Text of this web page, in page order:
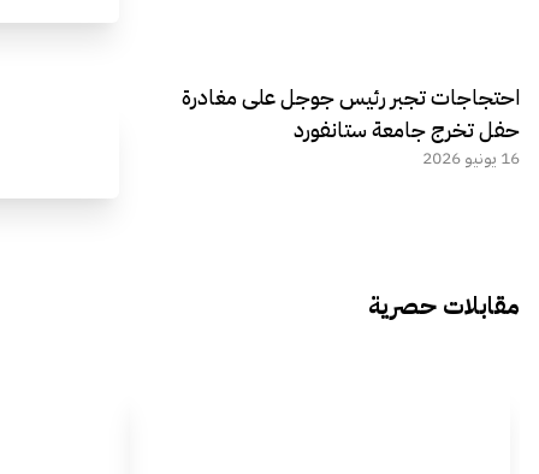
احتجاجات تجبر رئيس جوجل على مغادرة
حفل تخرج جامعة ستانفورد
16 يونيو 2026
مقابلات حصرية